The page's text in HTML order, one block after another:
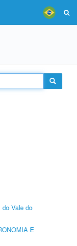
do Vale do
E